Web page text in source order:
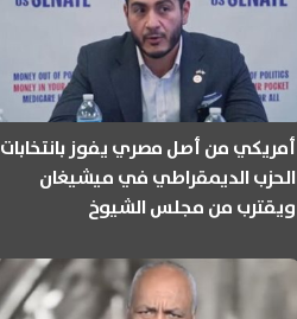
أمريكي من أصل مصري يفوز بانتخابات
الحزب الديمقراطي في ميشيغان
ويقترب من مجلس الشيوخ